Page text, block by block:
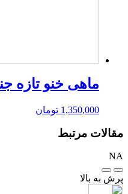
ماهی خنو تازه
1,350,000 تومان
مقالات مرتبط
NA
پرش به بالا